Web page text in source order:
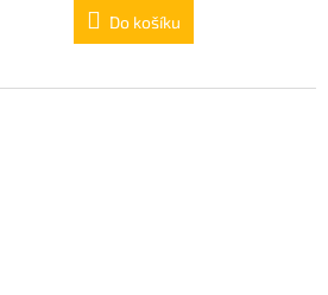
Do košíku